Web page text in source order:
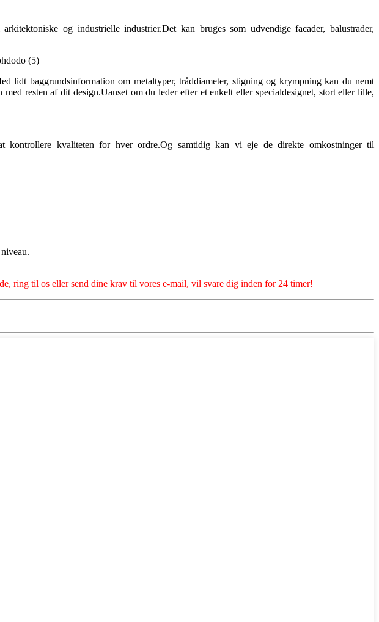
og industrielle industrier.Det kan bruges som udvendige facader, balustrader,
lidt baggrundsinformation om metaltyper, tråddiameter, stigning og krympning kan du nemt
resten af ​​dit design.Uanset om du leder efter et enkelt eller specialdesignet, stort eller lille,
kvaliteten for hver ordre.Og samtidig kan vi eje de direkte omkostninger til
ring til os eller send dine krav til vores e-mail, vil svare dig inden for 24 timer!